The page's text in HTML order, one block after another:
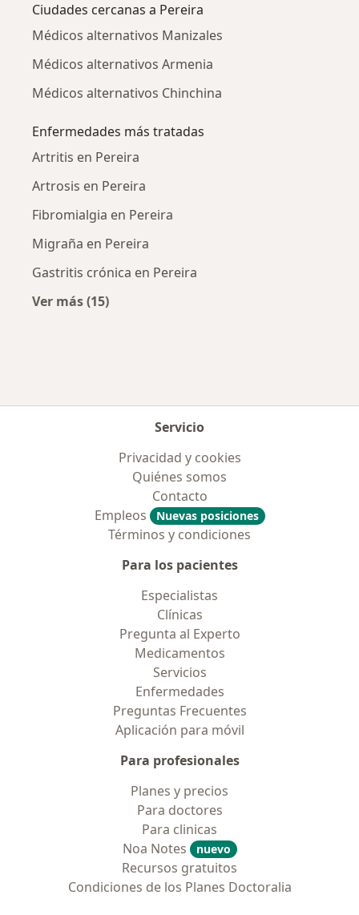
Ciudades cercanas a Pereira
Médicos alternativos Manizales
Médicos alternativos Armenia
Médicos alternativos Chinchina
Enfermedades más tratadas
Artritis en Pereira
Artrosis en Pereira
Fibromialgia en Pereira
Migraña en Pereira
Gastritis crónica en Pereira
Ver más (15)
Servicio
Privacidad y cookies
Quiénes somos
Contacto
Empleos
Nuevas posiciones
Términos y condiciones
Para los pacientes
Especialistas
Clínicas
Pregunta al Experto
Medicamentos
Servicios
Enfermedades
Preguntas Frecuentes
Aplicación para móvil
Para profesionales
Planes y precios
Para doctores
Para clinicas
Noa Notes
nuevo
Recursos gratuitos
Condiciones de los Planes Doctoralia